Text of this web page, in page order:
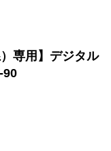
専用】デジタル
90